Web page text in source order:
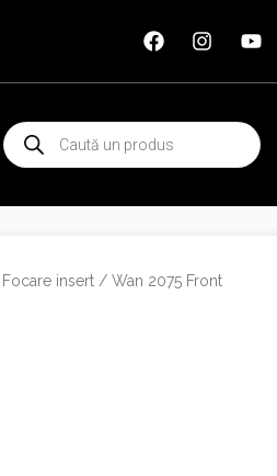
Products
search
Focare insert / Wan 2075 Front